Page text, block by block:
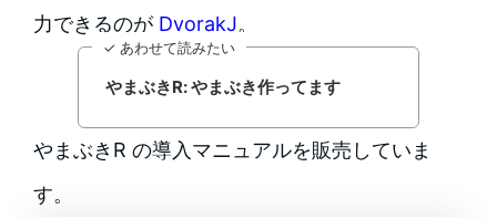
力できるのが DvorakJ。
✓ あわせて読みたい
やまぶきR: やまぶき作ってます
やまぶきR の導入マニュアルを販売していま
す。